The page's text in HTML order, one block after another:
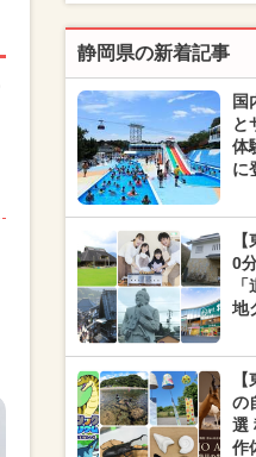
静岡県の新着記事
国
と
体
に
0
地
の
選
作